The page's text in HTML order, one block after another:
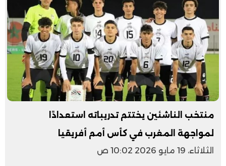
منتخب الناشئين يختتم تدريباته استعدادًا
لمواجهة المغرب في كأس أمم أفريقيا
الثلاثاء، 19 مايو 2026 10:02 ص